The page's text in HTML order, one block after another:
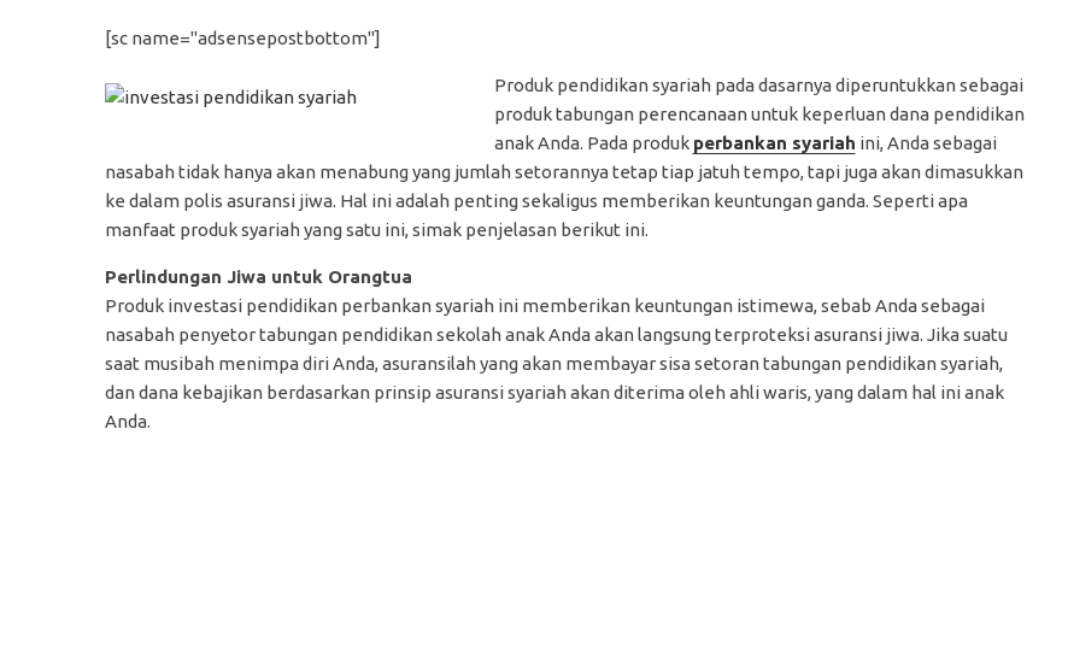
[sc name="adsensepostbottom"]
Produk pendidikan syariah pada dasarnya diperuntukkan sebagai
produk tabungan perencanaan untuk keperluan dana pendidikan
anak Anda. Pada produk perbankan syariah ini, Anda sebagai
nasabah tidak hanya akan menabung yang jumlah setorannya tetap tiap jatuh tempo, tapi juga akan dimasukkan
ke dalam polis asuransi jiwa. Hal ini adalah penting sekaligus memberikan keuntungan ganda. Seperti apa
manfaat produk syariah yang satu ini, simak penjelasan berikut ini.
Perlindungan Jiwa untuk Orangtua
Produk investasi pendidikan perbankan syariah ini memberikan keuntungan istimewa, sebab Anda sebagai
nasabah penyetor tabungan pendidikan sekolah anak Anda akan langsung terproteksi asuransi jiwa. Jika suatu
saat musibah menimpa diri Anda, asuransilah yang akan membayar sisa setoran tabungan pendidikan syariah,
dan dana kebajikan berdasarkan prinsip asuransi syariah akan diterima oleh ahli waris, yang dalam hal ini anak
Anda.